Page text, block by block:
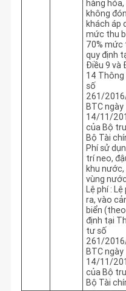
hàng hóa,
không
khách áp
mức thu
70% mức
quy định
Điều 9 và
14
số
261/
BTC ngày
14/11/
của Bộ
Bộ Tài
Phí sử
trí neo,
khu nước,
vùng
Lệ phí : Lệ
ra, vào
biển
định tại
tư số
261/
BTC ngày
14/11/
của Bộ
Bộ Tài